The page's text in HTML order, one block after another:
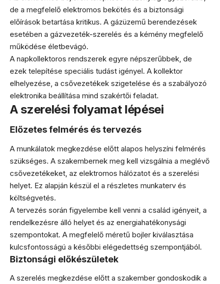
de a megfelelő elektromos bekötés és a biztonsági
előírások betartása kritikus. A gázüzemű berendezések
esetében a gázvezeték-szerelés és a kémény megfelelő
működése életbevágó.
A napkollektoros rendszerek egyre népszerűbbek, de
ezek telepítése speciális tudást igényel. A kollektor
elhelyezése, a csővezetékek szigetelése és a szabályozó
elektronika beállítása mind szakértői feladat.
A szerelési folyamat lépései
Előzetes felmérés és tervezés
A munkálatok megkezdése előtt alapos helyszíni felmérés
szükséges. A szakembernek meg kell vizsgálnia a meglévő
csővezetékeket, az elektromos hálózatot és a szerelési
helyet. Ez alapján készül el a részletes munkaterv és
költségvetés.
A tervezés során figyelembe kell venni a család igényeit, a
rendelkezésre álló helyet és az energiahatékonysági
szempontokat. A megfelelő méretű bojler kiválasztása
kulcsfontosságú a későbbi elégedettség szempontjából.
Biztonsági előkészületek
A szerelés megkezdése előtt a szakember gondoskodik a